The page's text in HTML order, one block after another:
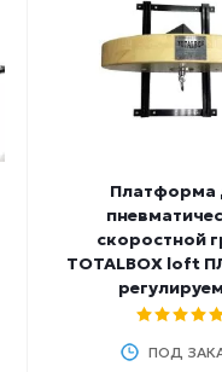
Платформа
скоростной
TOTALBOX loft
ПОД